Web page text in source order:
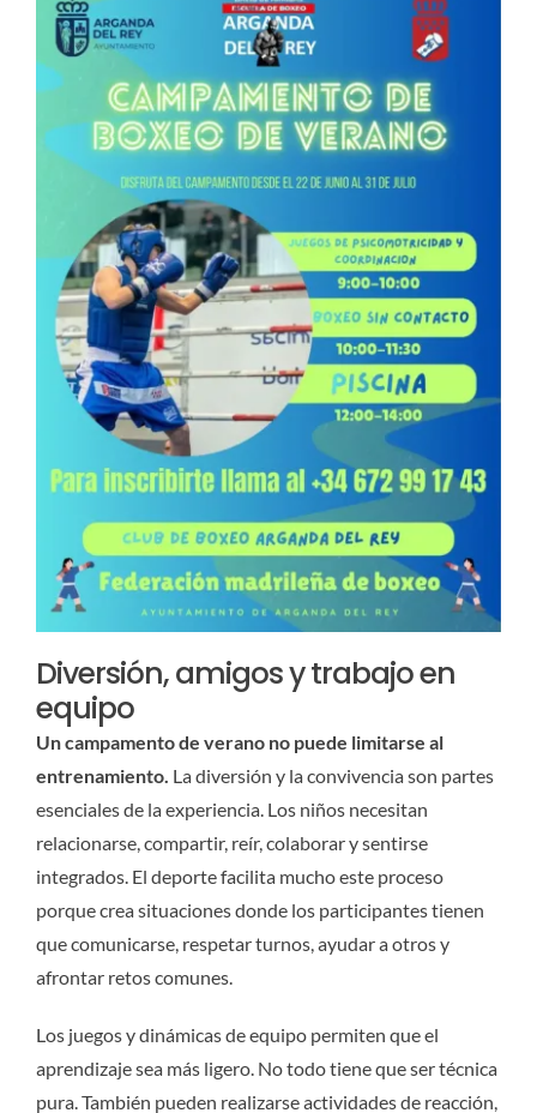
Diversión, amigos y trabajo en
equipo
Un campamento de verano no puede limitarse al
entrenamiento. La diversión y la convivencia son partes
esenciales de la experiencia. Los niños necesitan
relacionarse, compartir, reír, colaborar y sentirse
integrados. El deporte facilita mucho este proceso
porque crea situaciones donde los participantes tienen
que comunicarse, respetar turnos, ayudar a otros y
afrontar retos comunes.
Los juegos y dinámicas de equipo permiten que el
aprendizaje sea más ligero. No todo tiene que ser técnica
pura. También pueden realizarse actividades de reacción,